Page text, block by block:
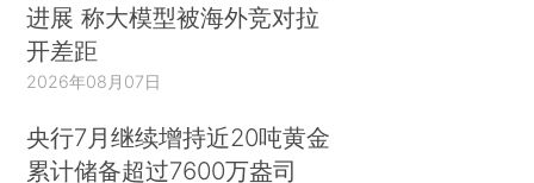
进展 称大模型被海外竞对拉
开差距
2026年08月07日
央行7月继续增持近20吨黄金
累计储备超过7600万盎司